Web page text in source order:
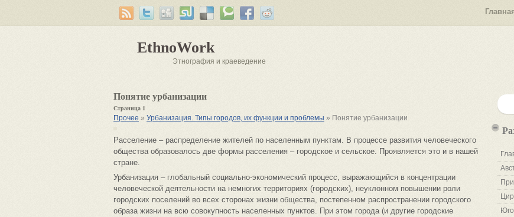
EthnoWork
Этнография и краеведение
Понятие урбанизации
Страница 1
Прочее » Урбанизация. Типы городов, их функции и проблемы » Понятие урбанизации
Расселение – распределение жителей по населенным пунктам. В процессе развития человеческого
общества образовалось две формы расселения – городское и сельское. Проявляется это и в нашей
стране.
Урбанизация – глобальный социально-экономический процесс, выражающийся в концентрации
человеческой деятельности на немногих территориях (городских), неуклонном повышении роли
городских поселений во всех сторонах жизни общества, постепенном распространении городского
образа жизни на всю совокупность населенных пунктов. При этом города (и другие городские